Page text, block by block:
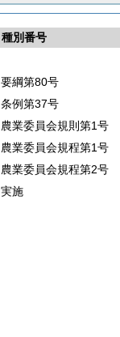
種別番号
要綱第80号
条例第37号
農業委員会規則第1号
農業委員会規程第1号
農業委員会規程第2号
実施